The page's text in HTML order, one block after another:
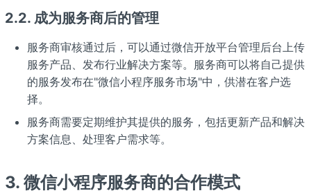
2.2. 成为服务商后的管理
服务商审核通过后，可以通过微信开放平台管理后台上传
服务产品、发布行业解决方案等。服务商可以将自己提供
的服务发布在"微信小程序服务市场"中，供潜在客户选
择。
服务商需要定期维护其提供的服务，包括更新产品和解决
方案信息、处理客户需求等。
3. 微信小程序服务商的合作模式